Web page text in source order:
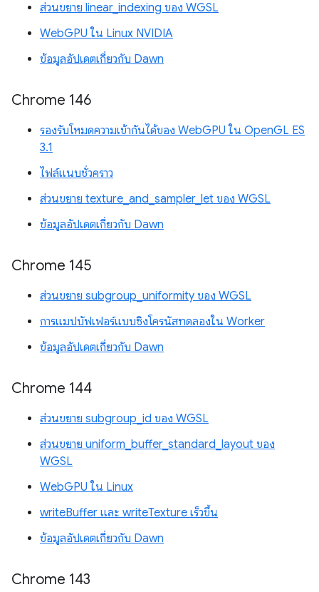
ส่วนขยาย linear_indexing ของ WGSL
WebGPU ใน Linux NVIDIA
ข้อมูลอัปเดตเกี่ยวกับ Dawn
Chrome 146
รองรับโหมดความเข้ากันได้ของ WebGPU ใน OpenGL ES
3.1
ไฟล์แนบชั่วคราว
ส่วนขยาย texture_and_sampler_let ของ WGSL
ข้อมูลอัปเดตเกี่ยวกับ Dawn
Chrome 145
ส่วนขยาย subgroup_uniformity ของ WGSL
การแมปบัฟเฟอร์แบบซิงโครนัสทดลองใน Worker
ข้อมูลอัปเดตเกี่ยวกับ Dawn
Chrome 144
ส่วนขยาย subgroup_id ของ WGSL
ส่วนขยาย uniform_buffer_standard_layout ของ
WGSL
WebGPU ใน Linux
writeBuffer และ writeTexture เร็วขึ้น
ข้อมูลอัปเดตเกี่ยวกับ Dawn
Chrome 143